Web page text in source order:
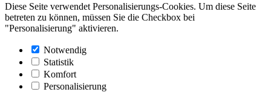
Diese Seite verwendet Personalisierungs-Cookies. Um diese Seite
betreten zu können, müssen Sie die Checkbox bei
"Personalisierung" aktivieren.
Notwendig
Statistik
Komfort
Personalisierung